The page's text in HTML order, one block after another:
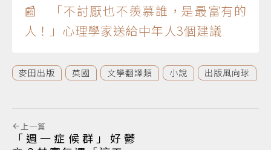
📰 「不討厭也不羨慕誰，是最富有的
人！」心理學家送給中年人3個建議
麥田出版 英國 文學翻譯類 小說 出版風向球
上一篇
「週一症候群」好鬱